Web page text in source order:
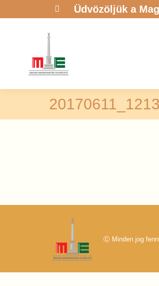
dans
fenêtre
Üdvözöljük a
Ⓒ Minden jog